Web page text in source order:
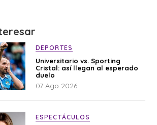
DEPORTES
Universitario vs. Sporting
Cristal: así llegan al esperado
duelo
07 Ago 2026
ESPECTÁCULOS